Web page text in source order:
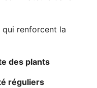
qui renforcent la
des plants
réguliers